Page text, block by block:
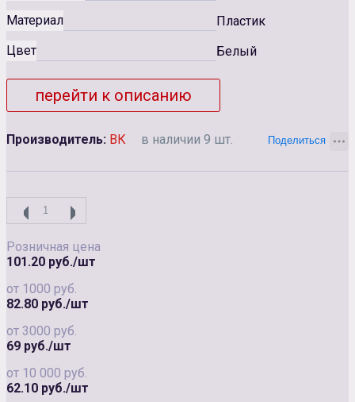
Материал
Пластик
Цвет
Белый
перейти к описанию
Производитель: ВК в наличии 9 шт.
Розничная цена
101.20 руб./шт
от 1000 руб.
82.80 руб./шт
от 3000 руб.
69 руб./шт
от 10 000 руб.
62.10 руб./шт